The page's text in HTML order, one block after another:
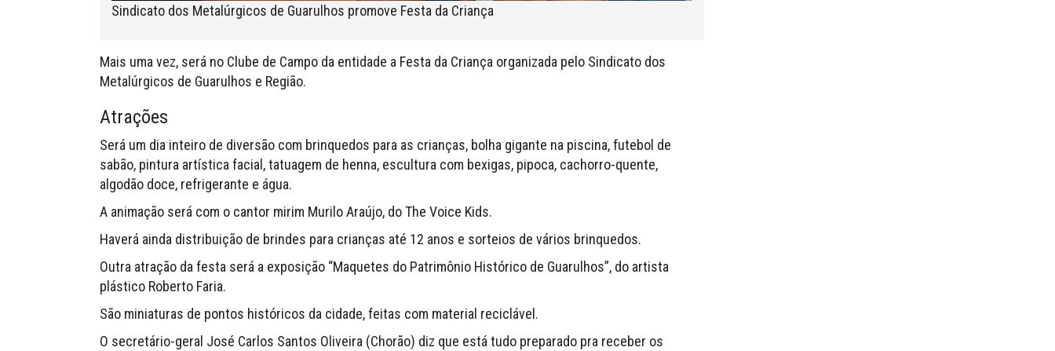
Sindicato dos Metalúrgicos de Guarulhos promove Festa da Criança
Mais uma vez, será no Clube de Campo da entidade a Festa da Criança organizada pelo Sindicato dos
Metalúrgicos de Guarulhos e Região.
Atrações
Será um dia inteiro de diversão com brinquedos para as crianças, bolha gigante na piscina, futebol de
sabão, pintura artística facial, tatuagem de henna, escultura com bexigas, pipoca, cachorro-quente,
algodão doce, refrigerante e água.
A animação será com o cantor mirim Murilo Araújo, do The Voice Kids.
Haverá ainda distribuição de brindes para crianças até 12 anos e sorteios de vários brinquedos.
Outra atração da festa será a exposição “Maquetes do Patrimônio Histórico de Guarulhos”, do artista
plástico Roberto Faria.
São miniaturas de pontos históricos da cidade, feitas com material reciclável.
O secretário-geral José Carlos Santos Oliveira (Chorão) diz que está tudo preparado pra receber os